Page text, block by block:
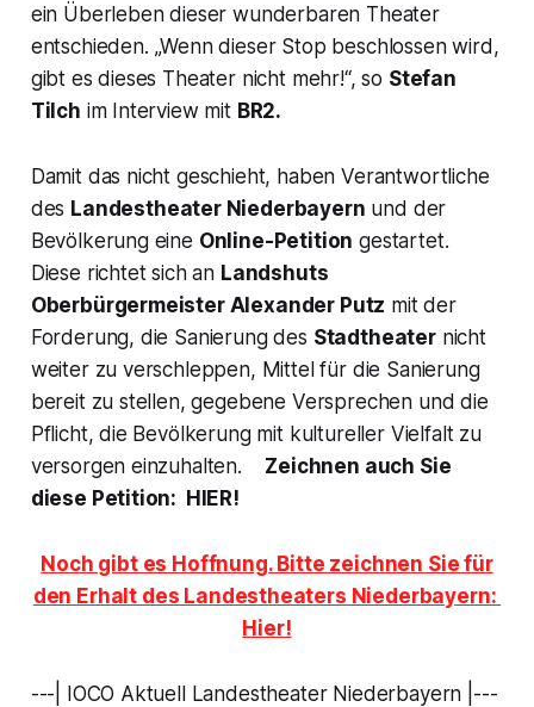
ein Überleben dieser wunderbaren Theater
entschieden. „Wenn dieser Stop beschlossen wird,
gibt es dieses Theater nicht mehr!“, so Stefan
Tilch im Interview mit BR2.
Damit das nicht geschieht, haben Verantwortliche
des Landestheater Niederbayern und der
Bevölkerung eine Online-Petition gestartet.
Diese richtet sich an Landshuts
Oberbürgermeister Alexander Putz mit der
Forderung, die Sanierung des Stadtheaternicht
weiter zu verschleppen, Mittel für die Sanierung
bereit zu stellen, gegebene Versprechen und die
Pflicht, die Bevölkerung mit kultureller Vielfalt zu
versorgen einzuhalten. Zeichnen auch Sie
diese Petition: HIER!
Noch gibt es Hoffnung. Bitte zeichnen Sie für
den Erhalt des Landestheaters Niederbayern:
Hier!
---| IOCO Aktuell Landestheater Niederbayern |---